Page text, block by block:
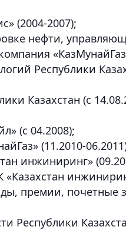
(2004-2007);
нефти,
Республики
Казахстан (с
(с 04.2008);
(11.2010-
инжиниринг»
премии, почетные
Республики